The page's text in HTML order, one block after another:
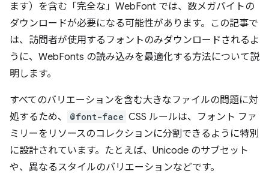
ます）を含む「完全な」WebFont では、数メガバイトの
ダウンロードが必要になる可能性があります。この記事で
は、訪問者が使用するフォントのみダウンロードされるよ
うに、WebFonts の読み込みを最適化する方法について説
明します。
すべてのバリエーションを含む大きなファイルの問題に対
処するため、
@font-face CSS ルールは、フォント ファ
ミリーをリソースのコレクションに分割できるように特別
に設計されています。たとえば、Unicode のサブセット
や、異なるスタイルのバリエーションなどです。